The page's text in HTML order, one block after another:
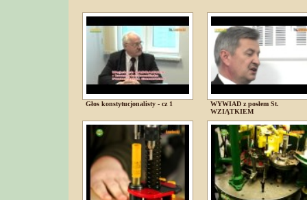
Głos konstytucjonalisty - cz 1
WYWIAD z posłem St.
WZIĄTKIEM